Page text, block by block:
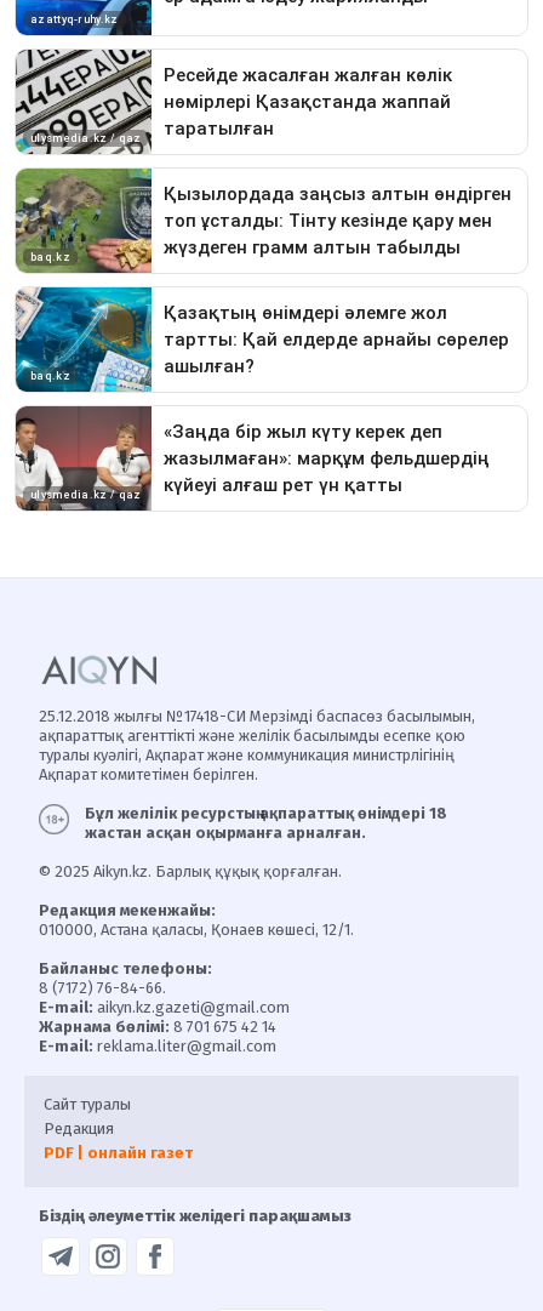
25.12.2018 жылғы №17418-СИ Мерзімді баспасөз басылымын,
ақпараттық агенттікті және желілік басылымды есепке қою
туралы куәлігі, Ақпарат және коммуникация министрлігінің
Ақпарат комитетімен берілген.
Бұл желілік ресурстың ақпараттық өнімдері 18
жастан асқан оқырманға арналған.
© 2025 Aikyn.kz. Барлық құқық қорғалған.
Редакция мекенжайы:
010000, Астана қаласы, Қонаев көшесі, 12/1.
Байланыс телефоны:
8 (7172) 76-84-66.
E-mail: aikyn.kz.gazeti@gmail.com
Жарнама бөлімі: 8 701 675 42 14
E-mail: reklama.liter@gmail.com
Сайт туралы
Редакция
PDF | онлайн газет
Біздің әлеуметтік желідегі парақшамыз